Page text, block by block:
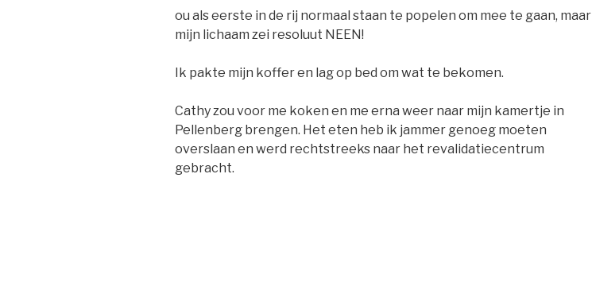
ou als eerste in de rij normaal staan te popelen om mee te gaan, maar
mijn lichaam zei resoluut NEEN!
Ik pakte mijn koffer en lag op bed om wat te bekomen.
Cathy zou voor me koken en me erna weer naar mijn kamertje in
Pellenberg brengen. Het eten heb ik jammer genoeg moeten
overslaan en werd rechtstreeks naar het revalidatiecentrum
gebracht.